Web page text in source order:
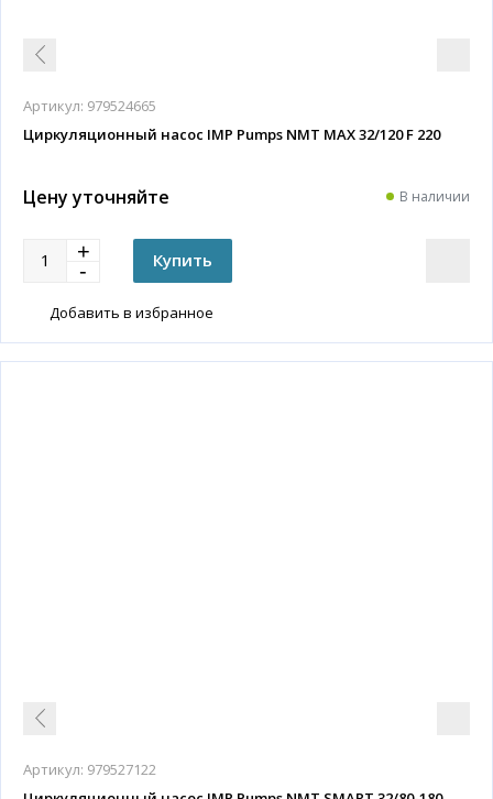
Артикул: 979524665
Циркуляционный насос IMP Pumps NMT MAX 32/120 F 220
Цену уточняйте В наличии
Добавить в избранное
Артикул: 979527122